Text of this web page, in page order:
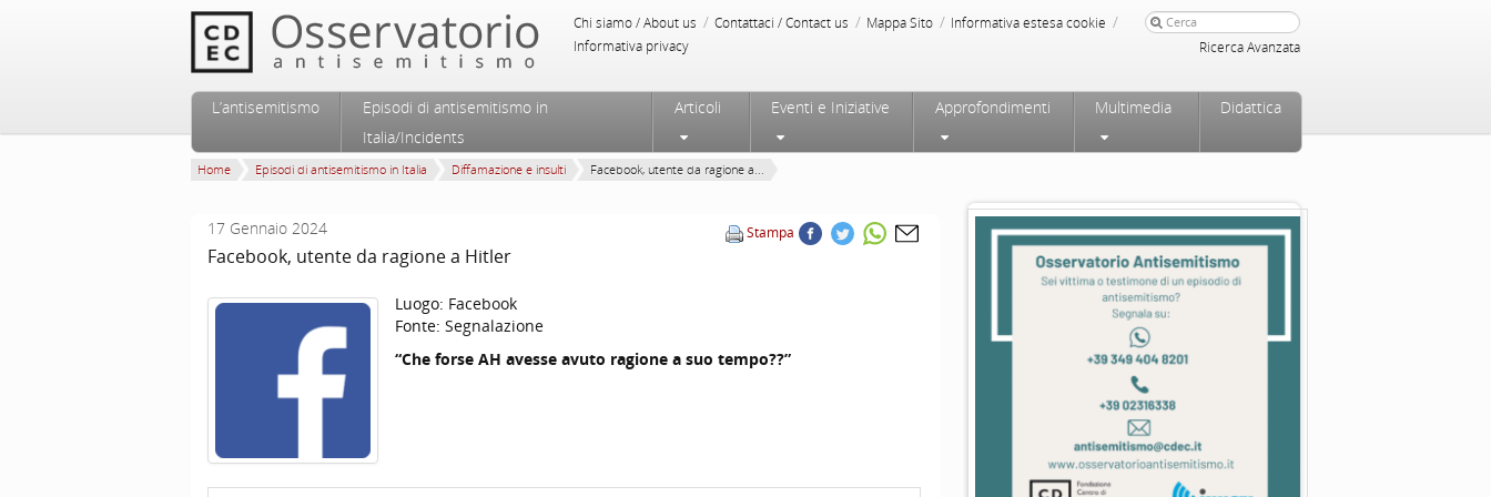
Chi siamo / About us / Contattaci / Contact us / Mappa Sito / Informativa estesa cookie /
Informativa privacy Ricerca Avanzata
Menu principale
Vai al contenuto principale
Vai al contenuto secondario
L’antisemitismo
Episodi di antisemitismo in
Italia/Incidents
Articoli Eventi e Iniziative Approfondimenti Multimedia Didattica
Home Episodi di antisemitismo in Italia Diffamazione e insulti Facebook, utente da ragione a...
Stampa
17 Gennaio 2024
Facebook, utente da ragione a Hitler
Luogo: Facebook
Fonte: Segnalazione
“Che forse AH avesse avuto ragione a suo tempo??”